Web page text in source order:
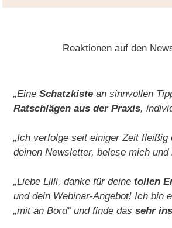
Reaktionen auf den
„EineSchatzkiste an sinnvollen
Ratschlägen aus der Praxis,
„Ich verfolge seit einiger Zeit fleißig
deinen Newsletter, belese mich und
„Liebe Lilli, danke für deinetollen
und dein Webinar-Angebot! Ich bin
„mit an Bord“ und finde dassehr